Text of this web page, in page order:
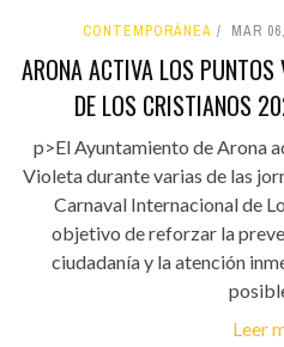
CONTEMPORÁNEA MAR
ARONA ACTIVA LOS PUNTOS
DE LOS CRISTIANOS
p>El Ayuntamiento de Arona
Violeta durante varias de las
Carnaval Internacional de
objetivo de reforzar la
ciudadanía y la atención
Leer